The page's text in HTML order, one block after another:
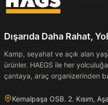
Dışarıda Daha Rahat,
Kamp, seyahat ve açık alan
ürünler. HAEGS ile her
çantaya, araç organizerinden
Kemalpaşa OSB. 2. Kısım,